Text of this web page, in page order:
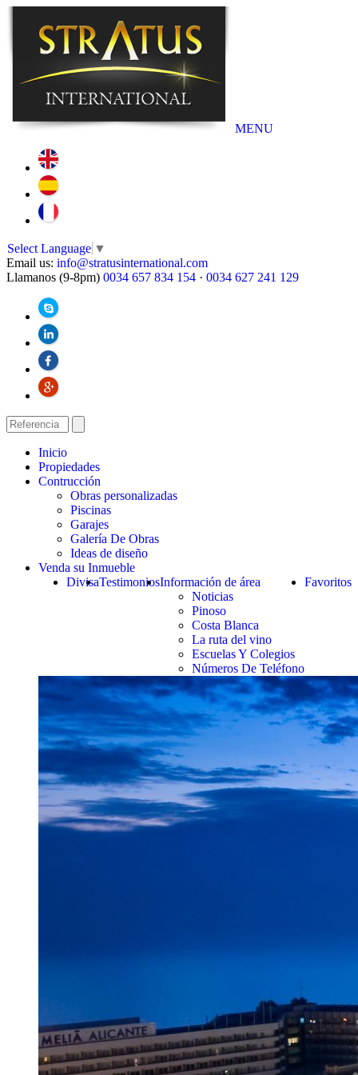
MENU
Select Language ▼
Email us: info@stratusinternational.com
Llamanos (9-8pm) 0034 657 834 154 · 0034 627 241 129
Inicio
Propiedades
Contrucción
Obras personalizadas
Piscinas
Garajes
Galería De Obras
Ideas de diseño
Venda su Inmueble
Favoritos
Información de área
Noticias
Pinoso
Costa Blanca
La ruta del vino
Escuelas Y Colegios
Números De Teléfono
Testimonios
Divisa